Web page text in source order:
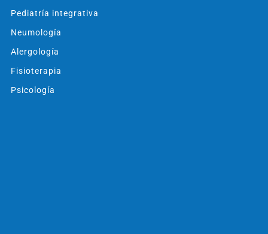
Pediatría integrativa
Neumología
Alergología
Fisioterapia
Psicología